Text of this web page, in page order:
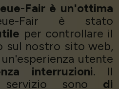
Fair è un'ottima
Fair è stato
per controllare il
sul nostro sito web,
utente
interruzioni. Il
sono di